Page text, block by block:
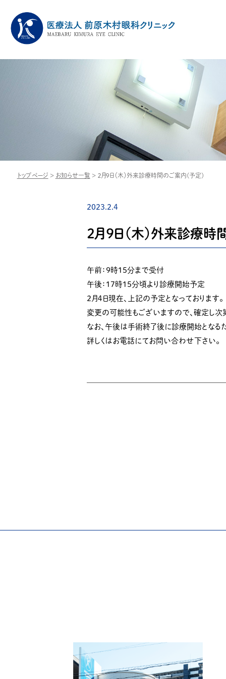
トップページ > お知らせ一覧 > ２月９日（木）外来診療時間のご案内(予定)
2023.2.4
２月９日（木）外来診療
午前：９時１５分まで受付
午後：１７時１５分頃より診療開始予定
２月４日現在、上記の予定となっております。
変更の可能性もございますので、確定し次
なお、午後は手術終了後に診療開始となる
詳しくはお電話にてお問い合わせ下さい。